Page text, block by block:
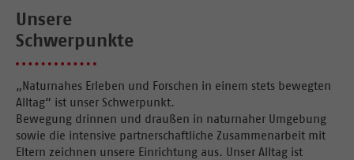
Unsere
Schwerpunkte
„Naturnahes Erleben und Forschen in einem stets bewegten
Alltag“ ist unser Schwerpunkt.
Bewegung drinnen und draußen in naturnaher Umgebung
sowie die intensive partnerschaftliche Zusammenarbeit mit
Eltern zeichnen unsere Einrichtung aus. Unser Alltag ist